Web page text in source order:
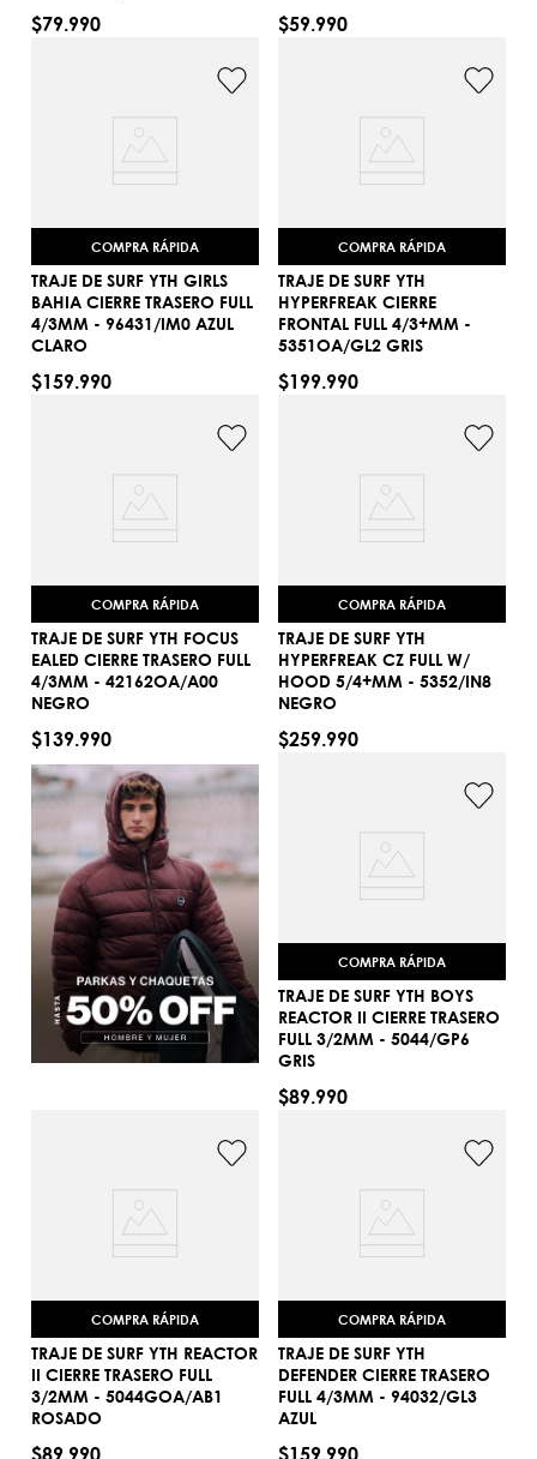
AGREGAR AL CARRITO
$79.990 $59.990
COMPRA RÁPIDA
14
AGREGAR AL CARRITO
TRAJE DE SURF YTH GIRLS
BAHIA CIERRE TRASERO FULL
4/3MM - 96431/IM0 AZUL
CLARO
$159.990
COMPRA RÁPIDA
8
AGREGAR AL CARRITO
TRAJE DE SURF YTH
HYPERFREAK CIERRE
FRONTAL FULL 4/3+MM -
5351OA/GL2 GRIS
$199.990
COMPRA RÁPIDA
12
AGREGAR AL CARRITO
TRAJE DE SURF YTH FOCUS
EALED CIERRE TRASERO FULL
4/3MM - 42162OA/A00
NEGRO
$139.990
COMPRA RÁPIDA
8
AGREGAR AL CARRITO
TRAJE DE SURF YTH
HYPERFREAK CZ FULL W/
HOOD 5/4+MM - 5352/IN8
NEGRO
$259.990
COMPRA RÁPIDA
6
AGREGAR AL CARRITO
TRAJE DE SURF YTH BOYS
REACTOR II CIERRE TRASERO
FULL 3/2MM - 5044/GP6
GRIS
$89.990
COMPRA RÁPIDA
4
AGREGAR AL CARRITO
TRAJE DE SURF YTH REACTOR
II CIERRE TRASERO FULL
3/2MM - 5044GOA/AB1
ROSADO
$89.990
COMPRA RÁPIDA
10
AGREGAR AL CARRITO
TRAJE DE SURF YTH
DEFENDER CIERRE TRASERO
FULL 4/3MM - 94032/GL3
AZUL
$159.990